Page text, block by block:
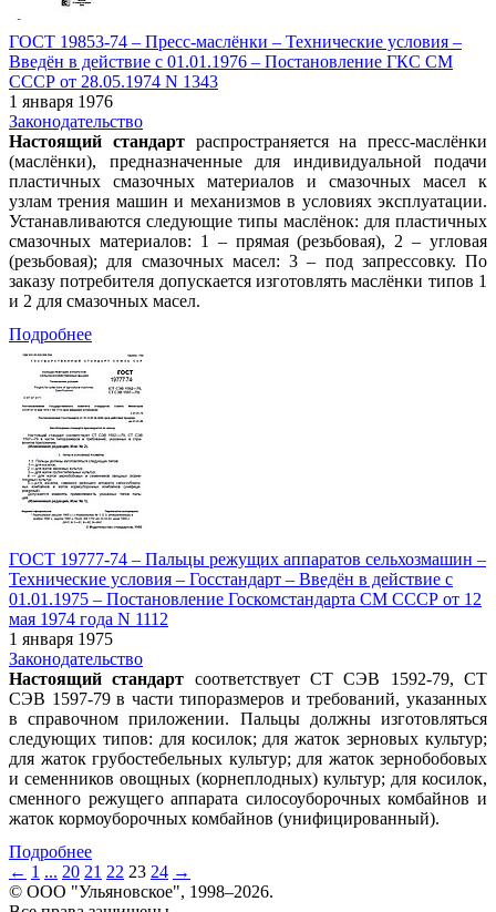
ГОСТ 19853-74 – Пресс-маслёнки – Технические условия –
Введён в действие c 01.01.1976 – Постановление ГКС СМ
СССР от 28.05.1974 N 1343
1 января 1976
Законодательство
Настоящий стандартраспространяется на пресс-маслёнки
(маслёнки), предназначенные для индивидуальной подачи
пластичных смазочных материалов и смазочных масел к
узлам трения машин и механизмов в условиях эксплуатации.
Устанавливаются следующие типы маслёнок: для пластичных
смазочных материалов: 1 – прямая (резьбовая), 2 – угловая
(резьбовая); для смазочных масел: 3 – под запрессовку. По
заказу потребителя допускается изготовлять маслёнки типов 1
и 2 для смазочных масел.
Подробнее
ГОСТ 19777-74 – Пальцы режущих аппаратов сельхозмашин –
Технические условия – Госстандарт – Введён в действие c
01.01.1975 – Постановление Госкомстандарта СМ СССР от 12
мая 1974 года N 1112
1 января 1975
Законодательство
Настоящий стандарт соответствует СТ СЭВ 1592-79, СТ
СЭВ 1597-79 в части типоразмеров и требований, указанных
в справочном приложении. Пальцы должны изготовляться
следующих типов: для косилок; для жаток зерновых культур;
для жаток грубостебельных культур; для жаток зернобобовых
и семенников овощных (корнеплодных) культур; для косилок,
сменного режущего аппарата силосоуборочных комбайнов и
жаток кормоуборочных комбайнов (унифицированный).
Подробнее
← 1 ... 20 21 22 23 24 →
© ООО "Ульяновское", 1998–2026.